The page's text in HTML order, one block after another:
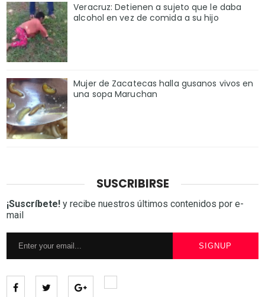
Veracruz: Detienen a sujeto que le daba
alcohol en vez de comida a su hijo
Mujer de Zacatecas halla gusanos vivos en
una sopa Maruchan
SUSCRIBIRSE
¡Suscríbete! y recibe nuestros últimos contenidos por e-
mail